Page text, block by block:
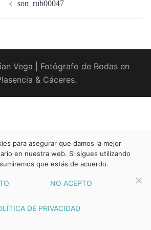
son_rub00047
Vega | Fotógrafo de Bodas en
& Cáceres.
para asegurar que damos la mejor
en nuestra web. Si sigues utilizando
que estás de acuerdo.
NO ACEPTO
DE PRIVACIDAD